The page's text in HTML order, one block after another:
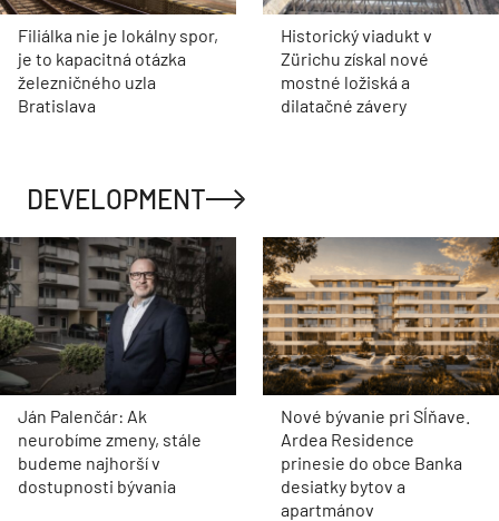
Filiálka nie je lokálny spor,
je to kapacitná otázka
železničného uzla
Bratislava
Historický viadukt v
Zürichu získal nové
mostné ložiská a
dilatačné závery
DEVELOPMENT
Ján Palenčár: Ak
neurobíme zmeny, stále
budeme najhorší v
dostupnosti bývania
Nové bývanie pri Sĺňave.
Ardea Residence
prinesie do obce Banka
desiatky bytov a
apartmánov